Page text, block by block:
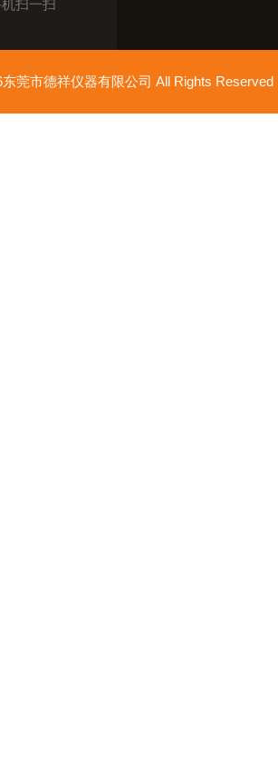
扫一扫
东莞市德祥仪器有限公司 All Rights